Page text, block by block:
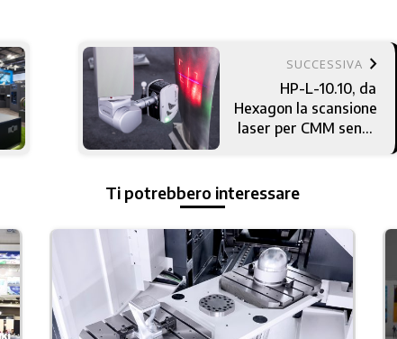
SUCCESSIVA keyboard_arrow_right
HP-L-10.10, da
Hexagon la scansione
laser per CMM senza
Ti potrebbero interessare